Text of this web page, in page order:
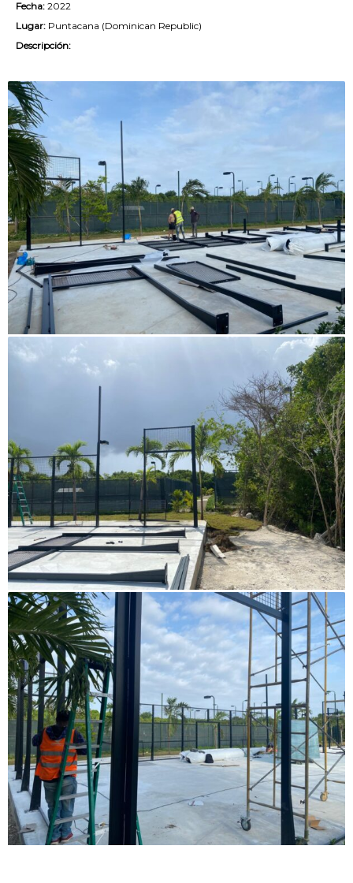
Fecha: 2022
Lugar: Puntacana (Dominican Republic)
Descripción: